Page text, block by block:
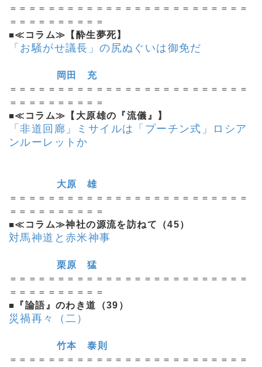
＝＝＝＝＝＝＝＝＝＝＝＝＝＝＝＝＝＝＝＝＝＝＝＝＝
＝＝＝＝＝＝＝＝＝＝
■≪コラム≫【酔生夢死】
「お騒がせ議長」の尻ぬぐいは御免だ
岡田 充
＝＝＝＝＝＝＝＝＝＝＝＝＝＝＝＝＝＝＝＝＝＝＝＝＝
＝＝＝＝＝＝＝＝＝＝
■≪コラム≫【大原雄の『流儀』】
「非道回廊」ミサイルは「プーチン式」ロシア
ンルーレットか
大原 雄
＝＝＝＝＝＝＝＝＝＝＝＝＝＝＝＝＝＝＝＝＝＝＝＝＝
＝＝＝＝＝＝＝＝＝＝
■≪コラム≫神社の源流を訪ねて（45）
対馬神道と赤米神事
栗原 猛
＝＝＝＝＝＝＝＝＝＝＝＝＝＝＝＝＝＝＝＝＝＝＝＝＝
＝＝＝＝＝＝＝＝＝＝
■ 『論語』のわき道（39）
災禍再々（二）
竹本 泰則
＝＝＝＝＝＝＝＝＝＝＝＝＝＝＝＝＝＝＝＝＝＝＝＝＝